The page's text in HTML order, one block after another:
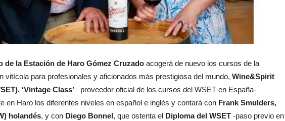
de la Estación de Haro Gómez Cruzado acogerá de nuevo los cursos de la
vitícola para profesionales y aficionados más prestigiosa del mundo, Wine&Spirit
‘Vintage Class’ –proveedor oficial de los cursos del WSET en España-
en Haro los diferentes niveles en español e inglés y contará con Frank Smulders,
holandés, y con Diego Bonnel , que ostenta el Diploma del WSET -paso previo en